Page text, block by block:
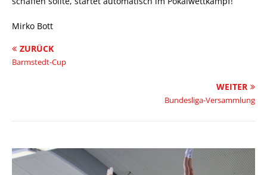
Mirko Bott
ZURÜCK
Barmstedt-Cup
WEITER
Bundesliga-Versammlung